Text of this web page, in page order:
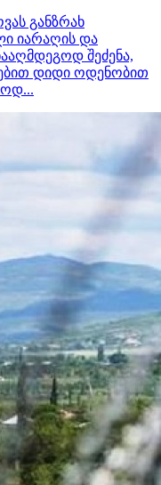
განზრახ
იარაღის და
შეძენა,
დიდი ოდენობით